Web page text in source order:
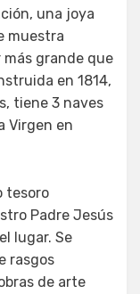
una joya
muestra
más grande que
en 1814,
tiene 3 naves
Virgen en
tesoro
Padre Jesús
lugar. Se
rasgos
de arte